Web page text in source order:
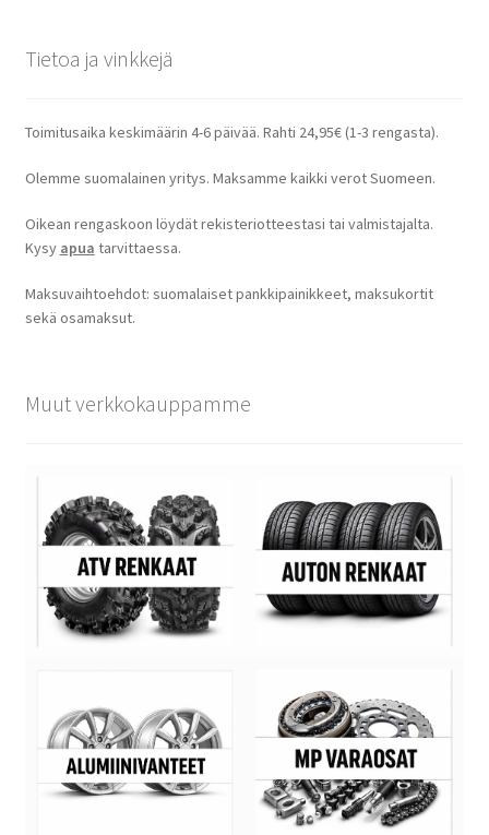
Tietoa ja vinkkejä
Toimitusaika keskimäärin 4-6 päivää. Rahti 24,95€ (1-3 rengasta).
Olemme suomalainen yritys. Maksamme kaikki verot Suomeen.
Oikean rengaskoon löydät rekisteriotteestasi tai valmistajalta.
Kysy apua tarvittaessa.
Maksuvaihtoehdot: suomalaiset pankkipainikkeet, maksukortit
sekä osamaksut.
Muut verkkokauppamme